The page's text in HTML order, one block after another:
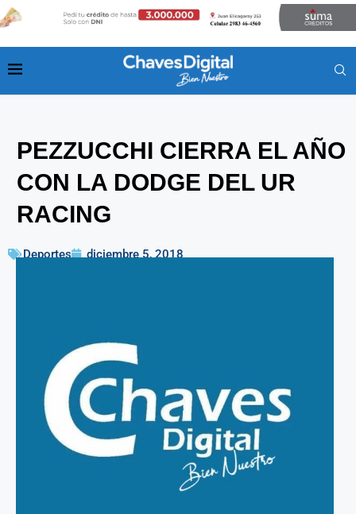
PEZZUCCHI CIERRA EL AÑO
CON LA DODGE DEL UR
RACING
Deportes diciembre 5, 2018